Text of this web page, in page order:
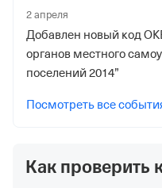
Страхования
Башкортостан
2 апреля
Добавлен новый код
органов местного
поселений 2014”
Посмотреть все
Как проверить